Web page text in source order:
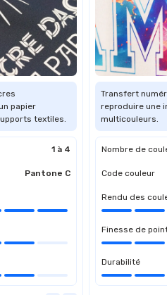
papier
textiles.
1 à 4
Pantone C
Transfert
reproduire une
multicouleurs.
Nombre de
Code couleur
Rendu des
Finesse de
Durabilité